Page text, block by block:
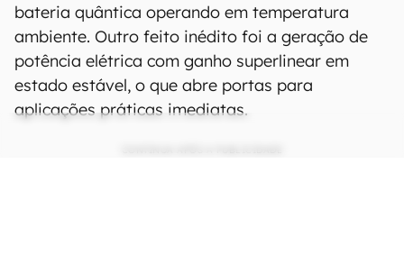
bateria quântica operando em temperatura
ambiente. Outro feito inédito foi a geração de
potência elétrica com ganho superlinear em
estado estável, o que abre portas para
aplicações práticas imediatas.